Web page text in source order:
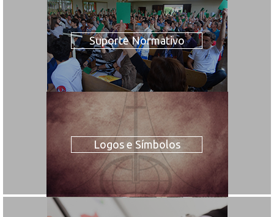
Suporte Normativo
Logos e Símbolos